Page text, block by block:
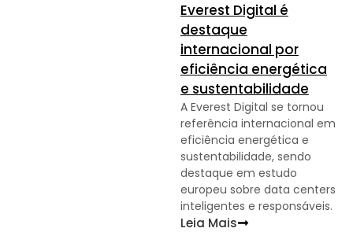
Everest Digital é
destaque
internacional por
eficiência energética
e sustentabilidade
A Everest Digital se tornou
referência internacional em
eficiência energética e
sustentabilidade, sendo
destaque em estudo
europeu sobre data centers
inteligentes e responsáveis.
Leia Mais